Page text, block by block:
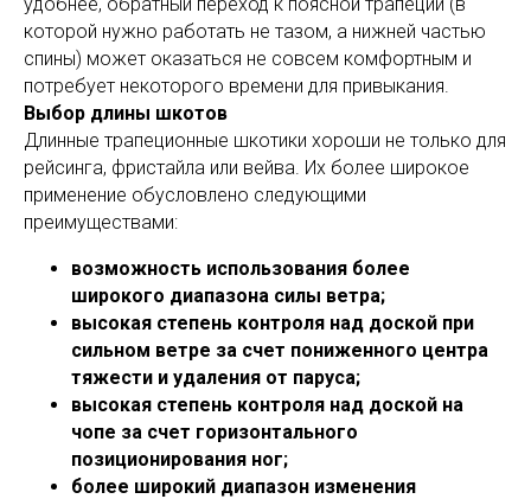
которой нужно работать не тазом, а нижней частью
спины) может оказаться не совсем комфортным и
потребует некоторого времени для привыкания.
Выбор длины шкотов
Длинные трапеционные шкотики хороши не только для
рейсинга, фристайла или вейва. Их более широкое
применение обусловлено следующими
преимуществами:
возможность использования более
широкого диапазона силы ветра;
высокая степень контроля над доской при
сильном ветре за счет пониженного центра
тяжести и удаления от паруса;
высокая степень контроля над доской на
чопе за счет горизонтального
позиционирования ног;
более широкий диапазон изменения